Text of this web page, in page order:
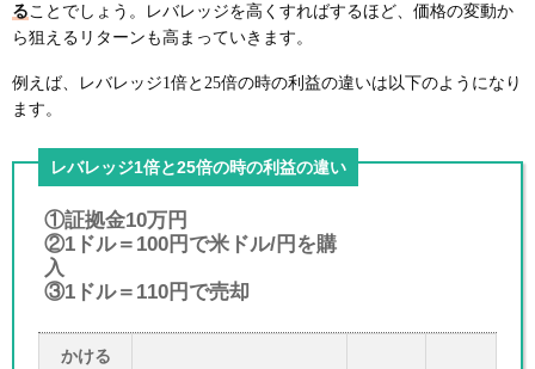
る ことでしょう。レバレッジを高くすればするほど、価格の変動か
ら狙えるリターンも高まっていきます。
例えば、レバレッジ1倍と25倍の時の利益の違いは以下のようになり
ます。
レバレッジ1倍と25倍の時の利益の違い
①証拠金10万円
②1ドル＝100円で米ドル/円を購
入
③1ドル＝110円で売却
かける